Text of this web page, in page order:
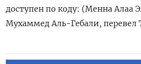
доступен по коду: (‌Менна Алаа
Мухаммед ​Аль-Гебали,